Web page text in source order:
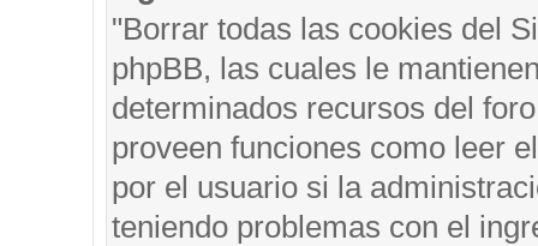
"Borrar todas las cookies del
phpBB, las cuales le
determinados recursos del
proveen funciones como leer
por el usuario si la
teniendo problemas con el